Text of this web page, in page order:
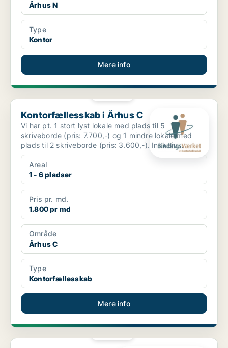
Århus N
Type
Kontor
Mere info
Kontorfællesskab i Århus C
Kontorfællesskab i Århus C
Vi har pt. 1 stort lyst lokale med plads til 5
skriveborde (pris: 7.700,-) og 1 mindre lokale med
plads til 2 skriveborde (pris: 3.600,-). Inklusiv
charmeren...
Areal
1 - 6 pladser
Pris pr. md.
1.800 pr md
Område
Århus C
Type
Kontorfællesskab
Mere info
Lager i Århus N